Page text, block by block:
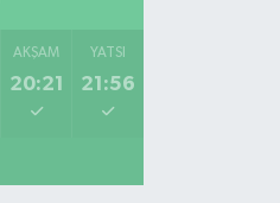
AKŞAM
20:21
YATSI
21:56